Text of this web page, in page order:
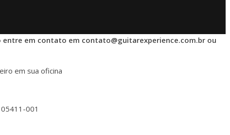
em contato em contato@guitarexperience.com.br ou
em sua oficina
001